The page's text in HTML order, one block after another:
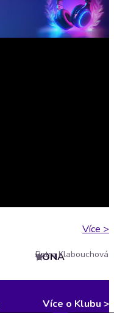
Více >
VONA
Petra Klabouchová
5
Více o Klubu >